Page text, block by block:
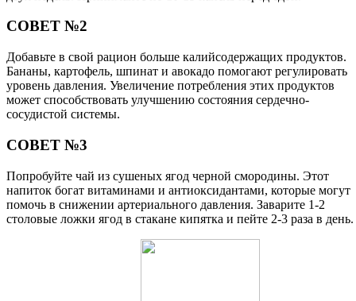
СОВЕТ №2
Добавьте в свой рацион больше калийсодержащих продуктов.
Бананы, картофель, шпинат и авокадо помогают регулировать
уровень давления. Увеличение потребления этих продуктов
может способствовать улучшению состояния сердечно-
сосудистой системы.
СОВЕТ №3
Попробуйте чай из сушеных ягод черной смородины. Этот
напиток богат витаминами и антиоксидантами, которые могут
помочь в снижении артериального давления. Заварите 1-2
столовые ложки ягод в стакане кипятка и пейте 2-3 раза в день.